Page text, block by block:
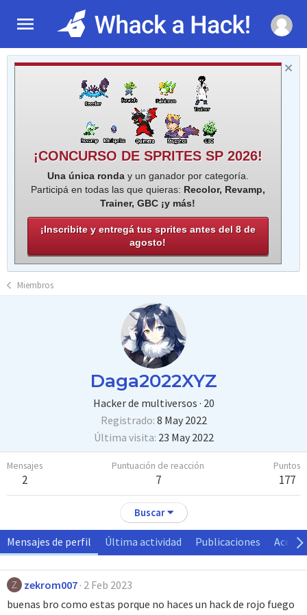
¡CONCURSO DE SPRITES SP 2026!
Una única ronday un ganador por categoría.
Participá en todas las que quieras: Recolor, Revamp,
Trainer, GBC ¡y más!
¡Inscribite y entregá tus sprites antes del 8 de
agosto!
Miembros
Daga2022XYZ
Hacker de multiversos · 20
Registrado 8 May 2022
Última visita 23 May 2022
Mensajes
2
Puntuación de reacción
7
Puntos
177
Buscar
Mensajes de perfil Última actividad Publicaciones Acerca
Z zekrom007 2 Feb 2023
buenas bro como estas porque no haces un hack de rojo fuego